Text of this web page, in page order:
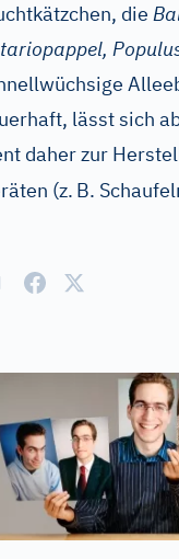
die
lässt sich
daher zur
(z. B.